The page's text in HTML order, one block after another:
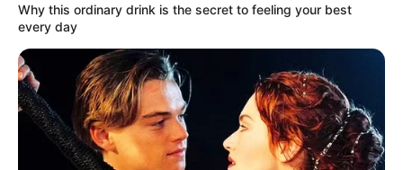
Why this ordinary drink is the secret to feeling your best
every day